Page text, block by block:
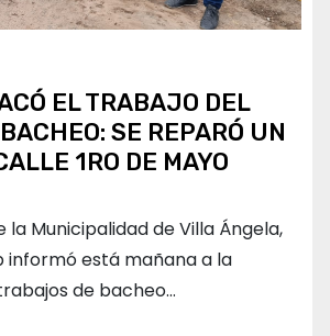
EL TRABAJO DEL
SE REPARÓ UN
1RO DE MAYO
la Municipalidad de Villa Ángela,
informó está mañana a la
de bacheo…